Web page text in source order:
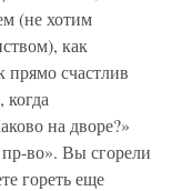
(не хотим
как
прямо счастлив
на дворе?»
во». Вы сгорели
гореть еще